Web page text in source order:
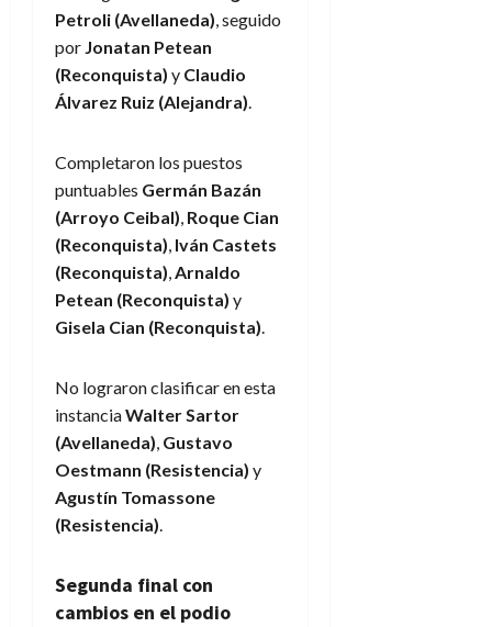
Petroli (Avellaneda), seguido
por Jonatan Petean
(Reconquista) y Claudio
Álvarez Ruiz (Alejandra).
Completaron los puestos
puntuables Germán Bazán
(Arroyo Ceibal), Roque Cian
(Reconquista), Iván Castets
(Reconquista),Arnaldo
Petean (Reconquista) y
Gisela Cian (Reconquista).
No lograron clasificar en esta
instanciaWalter Sartor
(Avellaneda), Gustavo
Oestmann (Resistencia) y
Agustín Tomassone
(Resistencia).
Segunda final con
cambios en el podio